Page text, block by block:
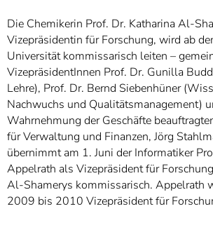
Die Chemikerin Prof. Dr. Katharina Al-
Vizepräsidentin für Forschung, wird ab
Universität kommissarisch leiten –
VizepräsidentInnen Prof. Dr. Gunilla
Lehre), Prof. Dr. Bernd Siebenhüner
Nachwuchs und Qualitätsmanagement)
Wahrnehmung der Geschäfte
für Verwaltung und Finanzen, Jörg
übernimmt am 1. Juni der Informatiker
Appelrath als Vizepräsident für
Al-Shamerys kommissarisch. Appelrath
2009 bis 2010 Vizepräsident für